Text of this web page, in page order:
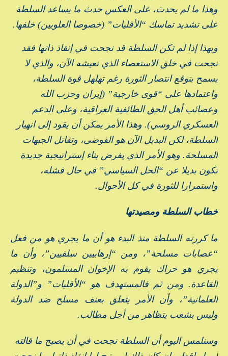
وهذا ما لم يحدث، على العكس حدث ما يساعد السلطة
على تشديد تماسك “الأقليات” (خصوصا العلويين) خلفها.
وبهذا إذا لم تكن السلطة قد نجحت في إنقاذ ذاتها فقد
نجحت في خلق الاستعصاء الذي نعيشه الآن، والذي لا
يسمح بتوقع انتصار الثورة رغم تهلهل قوة السلطة،
واعتمادها على “قوى خارجية” (إيران وحزب الله
وعصائب أهل الحق الطائفية العراقية، وعلى الدعم
العسكري الروسي). وهذا الأمر يمكن أن يقود إلى انهيار
السلطة، لكن البديل الآن هو الفوضى، وتقاتل الجبهات
المسلحة. وهو الأمر الذي يفرض بناء إستراتيجية جديدة
تكون بديلا عن “الحل السياسي” في حال فشله،
واستمرارا للثورة في كل الأحوال.
خطاب السلطة ومصيدتها
ما كررته السلطة منذ البدء هو أن ما يجري هو من فعل
“عصابات مسلحة”، ومن “إرهابيين سلفيين”، وأن ما
يجري هو حراك يقوم به الإخوان المسلمون، وتنظيم
القاعدة. ومن ثم فالمستهدف هو “الأقليات” و”الدولة
العلمانية”، وأن الأمر يتعلق بعنف مسلح ضد الدولة
وليس بشعب يتظاهر من أجل مطالب.
وسنلمس اليوم أن السلطة نجحت في أن يصبح ما قالته